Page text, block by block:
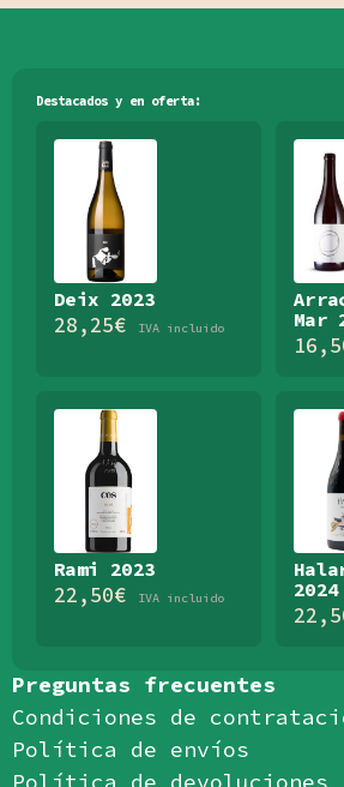
Preguntas frecuentes
Condiciones de
Política de envíos
Destacados y en oferta:
Deix 2023
28,25€ IVA incluido
Mar
Rami 2023
22,50€ IVA incluido
2024